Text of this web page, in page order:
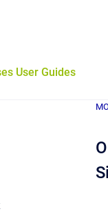
User Guides